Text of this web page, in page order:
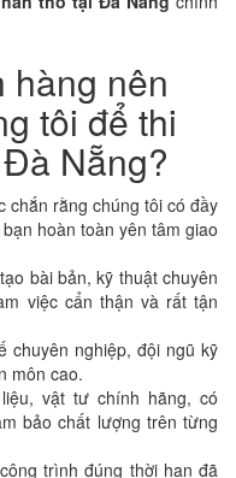
hàng nên
tôi để thi
Nẵng?
chắn rằng chúng tôi có đầy
hoàn toàn yên tâm giao
bài bản, kỹ thuật chuyên
việc cẩn thận và rất tận
chuyên nghiệp, đội ngũ kỹ
môn cao.
vật tư chính hãng, có
bảo chất lượng trên từng
trình đúng thời hạn đã